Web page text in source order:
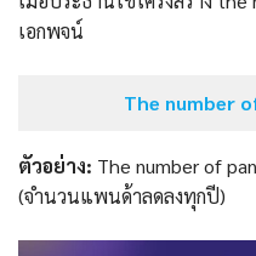
เอกพจน์
The number
ตัวอย่าง: The number of
(จำนวนแพนด้าลดลงทุกปี)